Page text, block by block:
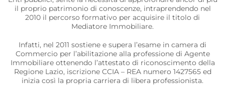
il proprio patrimonio di conoscenze, intraprendendo nel
2010 il percorso formativo per acquisire il titolo di
Mediatore Immobiliare.
Infatti, nel 2011 sostiene e supera l’esame in camera di
Commercio per l’abilitazione alla professione di Agente
Immobiliare ottenendo l’attestato di riconoscimento della
Regione Lazio, iscrizione CCIA – REA numero 1427565 ed
inizia così la propria carriera di libera professionista.